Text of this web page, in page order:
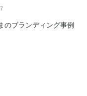
のブランディング事例